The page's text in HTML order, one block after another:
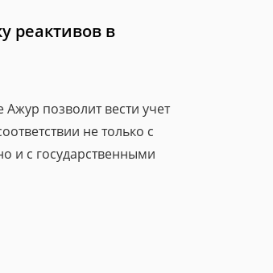
реактивов в
позволит вести учет
не только с
и с государственными